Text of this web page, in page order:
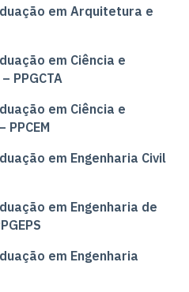
em Arquitetura e
em Ciência e
PPGCTA
em Ciência e
PPCEM
em Engenharia Civil
em Engenharia de
em Engenharia